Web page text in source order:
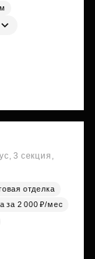
3 секция,
отделка
за 2 000 ₽/мес